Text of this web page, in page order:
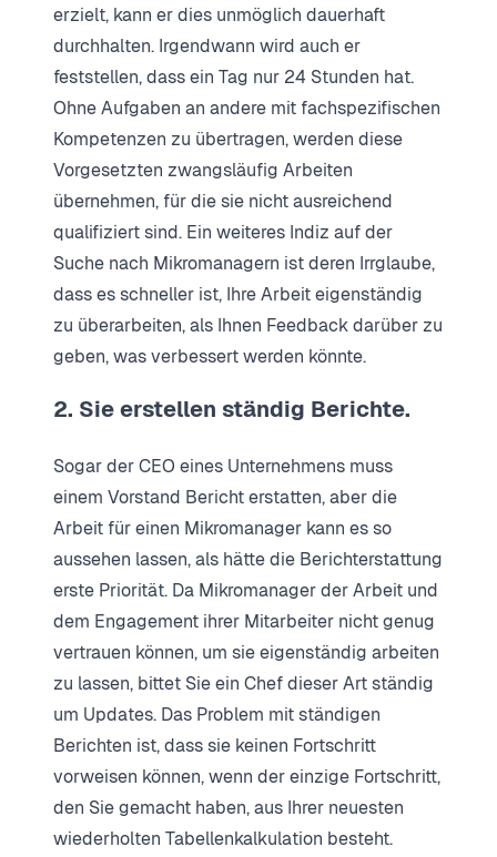
erzielt, kann er dies unmöglich dauerhaft
durchhalten. Irgendwann wird auch er
feststellen, dass ein Tag nur 24 Stunden hat.
Ohne Aufgaben an andere mit fachspezifischen
Kompetenzen zu übertragen, werden diese
Vorgesetzten zwangsläufig Arbeiten
übernehmen, für die sie nicht ausreichend
qualifiziert sind. Ein weiteres Indiz auf der
Suche nach Mikromanagern ist deren Irrglaube,
dass es schneller ist, Ihre Arbeit eigenständig
zu überarbeiten, als Ihnen Feedback darüber zu
geben, was verbessert werden könnte.
2. Sie erstellen ständig Berichte.
Sogar der CEO eines Unternehmens muss
einem Vorstand Bericht erstatten, aber die
Arbeit für einen Mikromanager kann es so
aussehen lassen, als hätte die Berichterstattung
erste Priorität. Da Mikromanager der Arbeit und
dem Engagement ihrer Mitarbeiter nicht genug
vertrauen können, um sie eigenständig arbeiten
zu lassen, bittet Sie ein Chef dieser Art ständig
um Updates. Das Problem mit ständigen
Berichten ist, dass sie keinen Fortschritt
vorweisen können, wenn der einzige Fortschritt,
den Sie gemacht haben, aus Ihrer neuesten
wiederholten Tabellenkalkulation besteht.